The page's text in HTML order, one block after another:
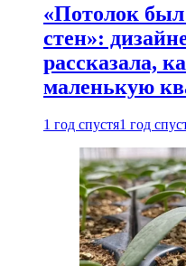
«Потолок
стен»:
рассказала,
маленькую
1 год спустя1 год